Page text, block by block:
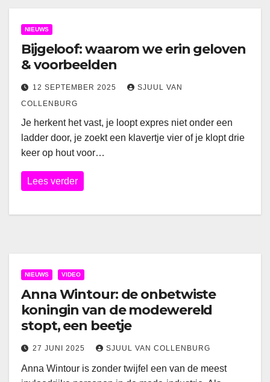
NIEUWS
Bijgeloof: waarom we erin geloven
& voorbeelden
12 SEPTEMBER 2025
SJUUL VAN
COLLENBURG
Je herkent het vast, je loopt expres niet onder een
ladder door, je zoekt een klavertje vier of je klopt drie
keer op hout voor…
Lees verder
NIEUWS VIDEO
Anna Wintour: de onbetwiste
koningin van de modewereld
stopt, een beetje
27 JUNI 2025 SJUUL VAN COLLENBURG
Anna Wintour is zonder twijfel een van de meest